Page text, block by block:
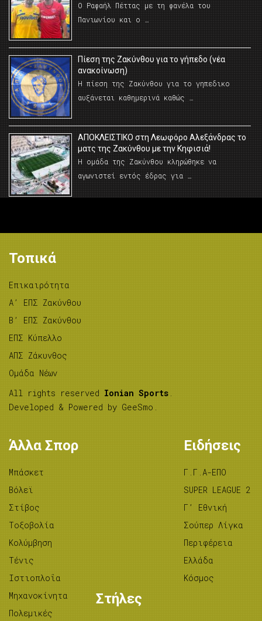
Ο Ραφαήλ Πέττας με τη φανέλα του
Πανιωνίου και ο …
Πίεση της Ζακύνθου για το γήπεδο (νέα
ανακοίνωση)
Η πίεση της Ζακύνθου για το γηπεδικο
αυξάνεται καθημερινά καθώς …
AΠΟΚΛΕΙΣΤΙΚΟ στη Λεωφόρο Αλεξάνδρας το
ματς της Ζακύνθου με την Κηφισιά!
Η ομάδα της Ζακύνθου κληρώθηκε να
αγωνιστεί εντός έδρας για …
Τοπικά
Επικαιρότητα
A’ ΕΠΣ Ζακύνθου
B’ ΕΠΣ Ζακύνθου
ΕΠΣ Κύπελλο
ΑΠΣ Ζάκυνθος
Ομάδα Νέων
All rights reserved Ionian Sports .
Developed & Powered by GeeSmo .
Άλλα Σπορ
Μπάσκετ
Βόλεϊ
Στίβος
Tοξοβολία
Κολύμβηση
Τένις
Ιστιοπλοΐα
Μηχανοκίνητα
Πολεμικές
Ειδήσεις
Γ.Γ.Α-ΕΠΟ
SUPER LEAGUE 2
Γ’ Εθνική
Σούπερ Λίγκα
Περιφέρεια
Ελλάδα
Κόσμος
Στήλες